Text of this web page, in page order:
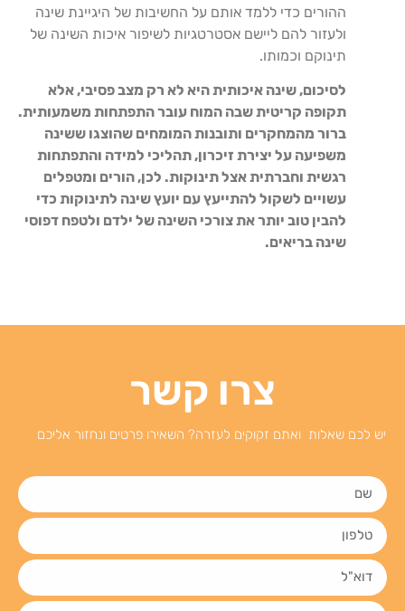
ההורים כדי ללמד אותם על החשיבות של היגיינת שינה
ולעזור להם ליישם אסטרטגיות לשיפור איכות השינה של
תינוקם וכמותו.
לסיכום, שינה איכותית היא לא רק מצב פסיבי, אלא
תקופה קריטית שבה המוח עובר התפתחות משמעותית.
ברור מהמחקרים ותובנות המומחים שהוצגו ששינה
משפיעה על יצירת זיכרון, תהליכי למידה והתפתחות
רגשית וחברתית אצל תינוקות. לכן, הורים ומטפלים
עשויים לשקול להתייעץ עם יועץ שינה לתינוקות כדי
להבין טוב יותר את צורכי השינה של ילדם ולטפח דפוסי
שינה בריאים.
צרו קשר
יש לכם שאלות ואתם זקוקים לעזרה? השאירו פרטים ונחזור אליכם